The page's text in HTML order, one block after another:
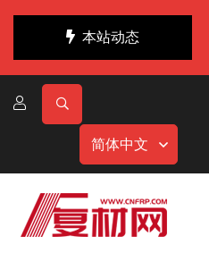
本站动态
简体中文